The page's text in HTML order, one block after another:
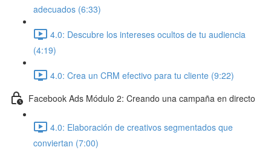
adecuados (6:33)
4.0: Descubre los intereses ocultos de tu audiencia
(4:19)
4.0: Crea un CRM efectivo para tu cliente (9:22)
Facebook Ads Módulo 2: Creando una campaña en directo
4.0: Elaboración de creativos segmentados que
conviertan (7:00)